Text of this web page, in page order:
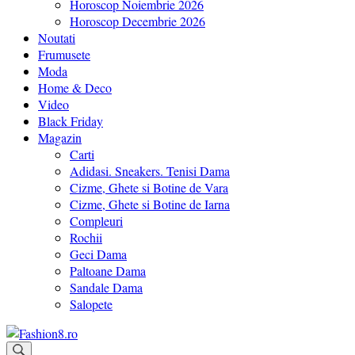
Horoscop Noiembrie 2026
Horoscop Decembrie 2026
Noutati
Frumusete
Moda
Home & Deco
Video
Black Friday
Magazin
Carti
Adidasi. Sneakers. Tenisi Dama
Cizme, Ghete si Botine de Vara
Cizme, Ghete si Botine de Iarna
Compleuri
Rochii
Geci Dama
Paltoane Dama
Sandale Dama
Salopete